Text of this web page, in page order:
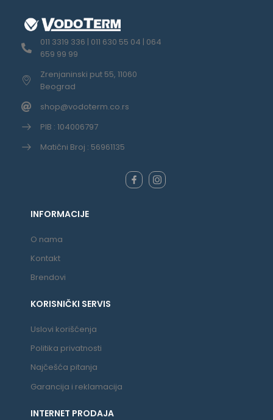
011 3319 336 | 011 630 55 04 | 064
659 99 99
Zrenjaninski put 55, 11060
Beograd
shop@vodoterm.co.rs
PIB : 104006797
Matični Broj : 56961135
INFORMACIJE
O nama
Kontakt
Brendovi
KORISNIČKI SERVIS
Uslovi korišćenja
Politika privatnosti
Najčešća pitanja
Garancija i reklamacija
INTERNET PRODAJA